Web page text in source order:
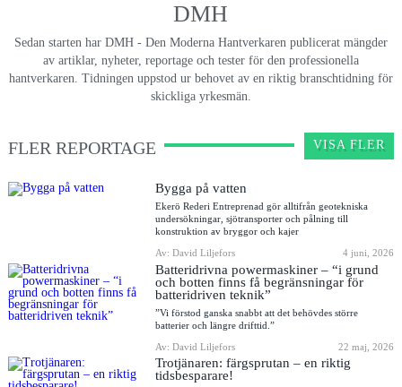
DMH
Sedan starten har DMH - Den Moderna Hantverkaren publicerat mängder
av artiklar, nyheter, reportage och tester för den professionella
hantverkaren. Tidningen uppstod ur behovet av en riktig branschtidning för
skickliga yrkesmän.
FLER REPORTAGE VISA FLER
Bygga på vatten
Ekerö Rederi Entreprenad gör alltifrån geotekniska
undersökningar, sjötransporter och pålning till
konstruktion av bryggor och kajer
Av: David Liljefors
4 juni, 2026
Batteridrivna powermaskiner – “i grund
och botten finns få begränsningar för
batteridriven teknik”
”Vi förstod ganska snabbt att det behövdes större
batterier och längre drifttid.”
Av: David Liljefors
22 maj, 2026
Trotjänaren: färgsprutan – en riktig
tidsbesparare!